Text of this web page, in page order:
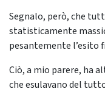
Segnalo, però, che
statisticamente
pesantemente l’esito
Ciò, a mio parere, ha
che esulavano del